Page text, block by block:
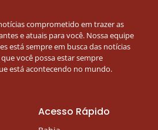
comprometido em trazer as
e atuais para você. Nossa equipe
está sempre em busca das notícias
você possa estar sempre
está acontecendo no mundo.
Acesso Rápido